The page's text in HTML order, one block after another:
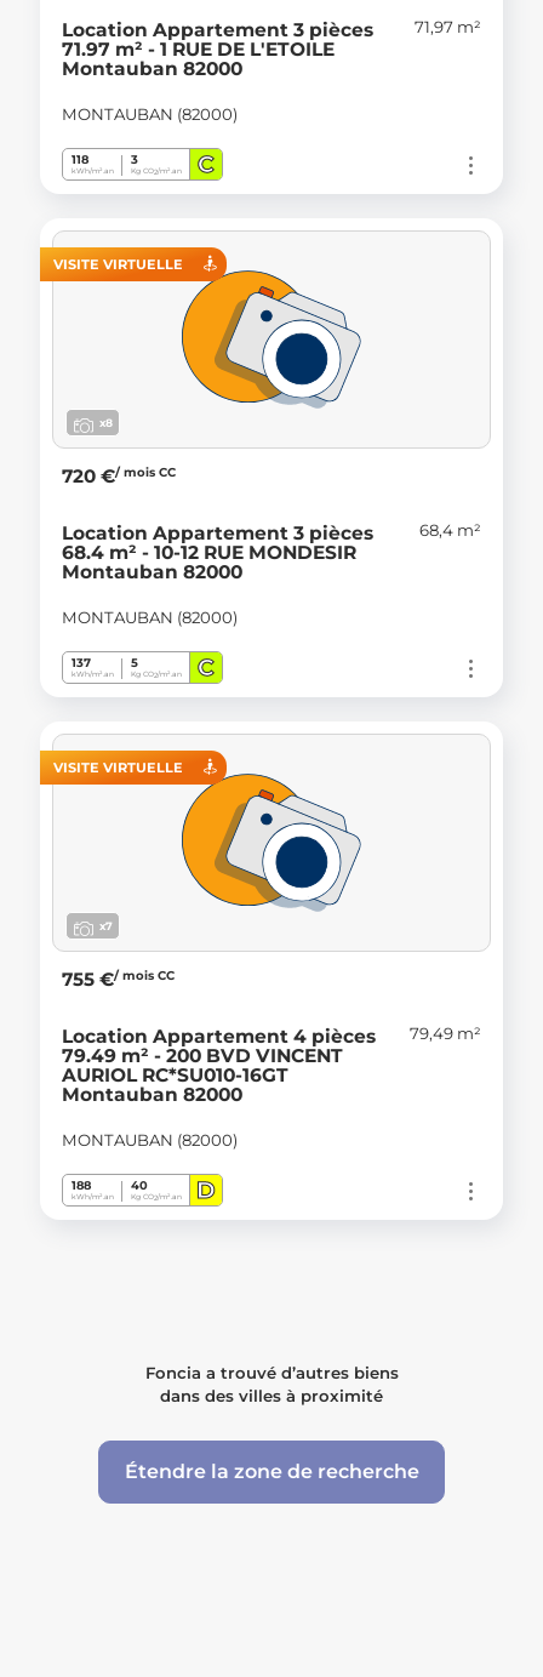
Location Appartement 3 pièces
71.97 m² - 1 RUE DE L'ETOILE
Montauban 82000
71,97 m²
MONTAUBAN (82000)
118
kWh/m².an
3
Kg CO2/m².an C
VISITE VIRTUELLE
x8
720 €/ mois CC
Location Appartement 3 pièces
68.4 m² - 10-12 RUE MONDESIR
Montauban 82000
68,4 m²
MONTAUBAN (82000)
137
kWh/m².an
5
Kg CO2/m².an C
VISITE VIRTUELLE
x7
755 €/ mois CC
Location Appartement 4 pièces
79.49 m² - 200 BVD VINCENT
AURIOL RC*SU010-16GT
Montauban 82000
79,49 m²
MONTAUBAN (82000)
188
kWh/m².an
40
Kg CO2/m².an D
Foncia a trouvé d’autres biens
dans des villes à proximité
Étendre la zone de recherche